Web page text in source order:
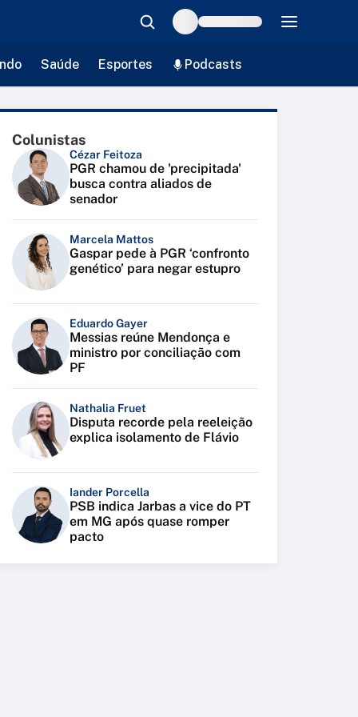
Saúde Esportes Podcasts
Colunistas
Cézar Feitoza
PGR chamou de 'precipitada'
busca contra aliados de
senador
Marcela Mattos
Gaspar pede à PGR ‘confronto
genético’ para negar estupro
Eduardo Gayer
Messias reúne Mendonça e
ministro por conciliação com
PF
Nathalia Fruet
Disputa recorde pela reeleição
explica isolamento de Flávio
Iander Porcella
PSB indica Jarbas a vice do PT
em MG após quase romper
pacto